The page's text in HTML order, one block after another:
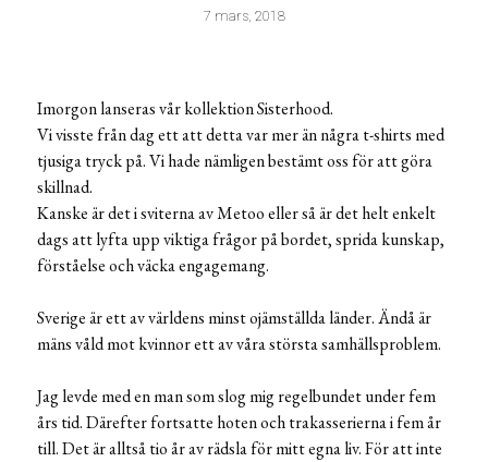
7 mars, 2018
Imorgon lanseras vår kollektion Sisterhood.
Vi visste från dag ett att detta var mer än några t-shirts med
tjusiga tryck på. Vi hade nämligen bestämt oss för att göra
skillnad.
Kanske är det i sviterna av Metoo eller så är det helt enkelt
dags att lyfta upp viktiga frågor på bordet, sprida kunskap,
förståelse och väcka engagemang.
Sverige är ett av världens minst ojämställda länder. Ändå är
mäns våld mot kvinnor ett av våra största samhällsproblem.
Jag levde med en man som slog mig regelbundet under fem
års tid. Därefter fortsatte hoten och trakasserierna i fem år
till. Det är alltså tio år av rädsla för mitt egna liv. För att inte